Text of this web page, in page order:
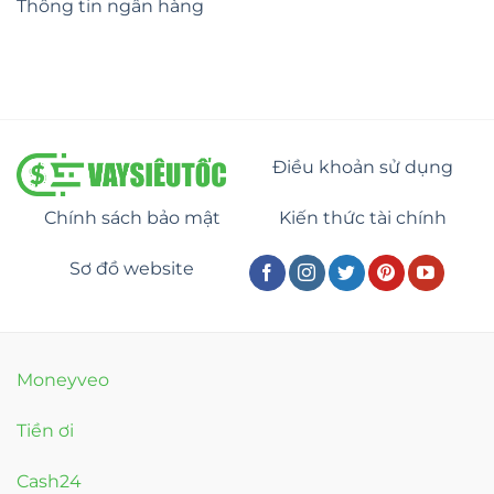
Thông tin ngân hàng
Điều khoản sử dụng
Chính sách bảo mật Kiến thức tài chính
Sơ đồ website
Moneyveo
Tiền ơi
Cash24